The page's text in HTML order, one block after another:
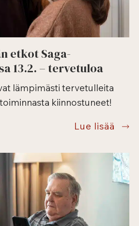
etkot Saga-
13.2. – tervetuloa
lämpimästi tervetulleita
kiinnostuneet!
Lue lisää
13.2.